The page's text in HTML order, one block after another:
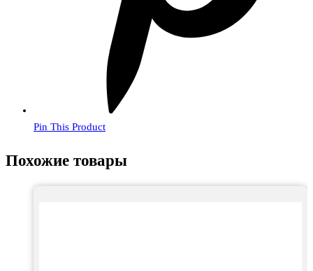
Pin This Product
Похожие товары